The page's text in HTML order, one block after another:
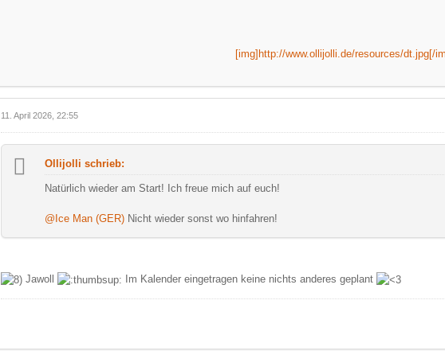
[img]http://www.ollijolli.de/resources/dt.jpg[/
11. April 2026, 22:55
Ollijolli schrieb:
Natürlich wieder am Start! Ich freue mich auf euch!
@Ice Man (GER) Nicht wieder sonst wo hinfahren!
Jawoll Im Kalender eingetragen keine nichts anderes geplant